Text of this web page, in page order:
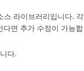
스 라이브러리입니다. 각
면 추가 수정이 가능합
다.